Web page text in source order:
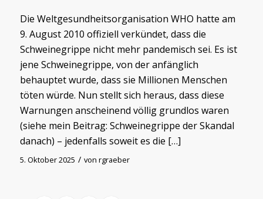
Die Weltgesundheitsorganisation WHO hatte am
9. August 2010 offiziell verkündet, dass die
Schweinegrippe nicht mehr pandemisch sei. Es ist
jene Schweinegrippe, von der anfänglich
behauptet wurde, dass sie Millionen Menschen
töten würde. Nun stellt sich heraus, dass diese
Warnungen anscheinend völlig grundlos waren
(siehe mein Beitrag: Schweinegrippe der Skandal
danach) – jedenfalls soweit es die […]
5. Oktober 2025 / von rgraeber